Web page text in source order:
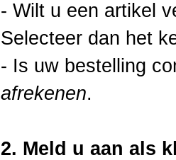
- Wilt u een artikel
Selecteer dan het
- Is uw bestelling
afrekenen.
2. Meld u aan als